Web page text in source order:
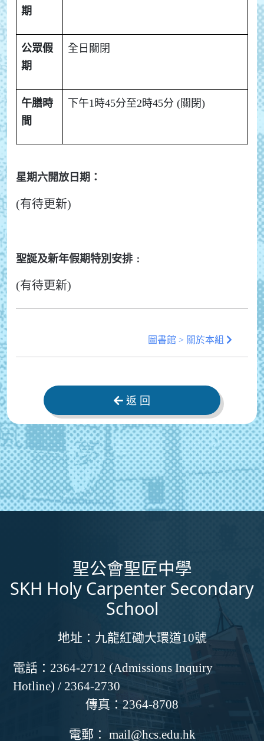
期
公眾假
期
全日關閉
午膳時
間
下午1時45分至2時45分 (關閉)
星期六開放日期：
(有待更新)
聖誕及新年假期特別安排﹕
(有待更新)
圖書館 > 關於本組
返 回
聖公會聖匠中學
SKH Holy Carpenter Secondary
School
地址： 九龍紅磡大環道10號
電話： 2364-2712 (Admissions Inquiry
Hotline) / 2364-2730
傳真： 2364-8708
電郵： mail@hcs.edu.hk